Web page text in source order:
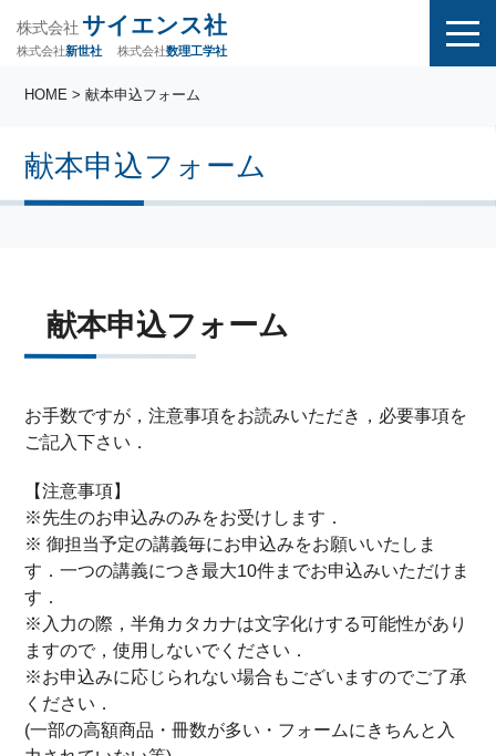
株式会社 サイエンス社
株式会社新世社 株式会社数理工学社
献本申込フォーム
HOME > 献本申込フォーム
献本申込フォーム
お手数ですが，注意事項をお読みいただき，必要事項を
ご記入下さい．
【注意事項】
※先生のお申込みのみをお受けします．
※ 御担当予定の講義毎にお申込みをお願いいたしま
す．一つの講義につき最大10件までお申込みいただけま
す．
※入力の際，半角カタカナは文字化けする可能性があり
ますので，使用しないでください．
※お申込みに応じられない場合もございますのでご了承
ください．
(一部の高額商品・冊数が多い・フォームにきちんと入